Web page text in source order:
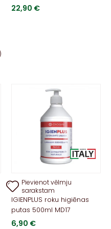
22,90 €
Pievienot vēlmju
sarakstam
IGIENPLUS roku higiēnas
putas 500ml MD17
6,90 €